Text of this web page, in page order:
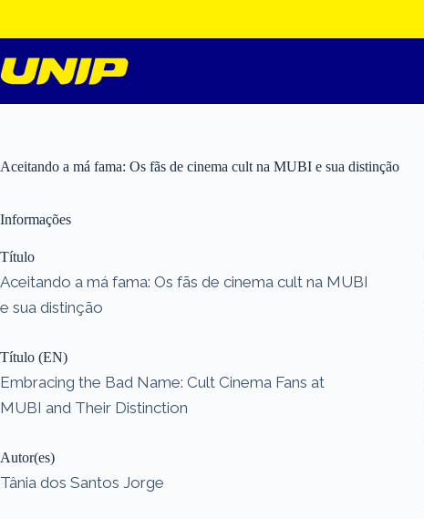
o
conteúdo
Aceitando a má fama: Os fãs de cinema cult na MUBI e sua distinção
Informações
Título
Aceitando a má fama: Os fãs de cinema cult na MUBI
e sua distinção
Título (EN)
Embracing the Bad Name: Cult Cinema Fans at
MUBI and Their Distinction
Autor(es)
Tânia dos Santos Jorge